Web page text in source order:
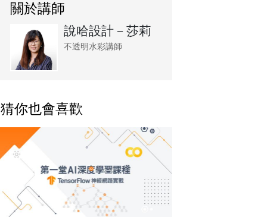
關於講師
說哈設計－莎莉
不透明水彩講師
猜你也會喜歡